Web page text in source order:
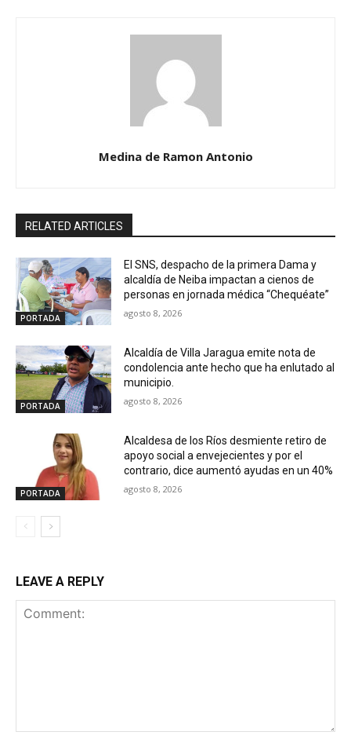
Medina de Ramon Antonio
RELATED ARTICLES
PORTADA
El SNS, despacho de la primera Dama y
alcaldía de Neiba impactan a cienos de
personas en jornada médica “Chequéate”
agosto 8, 2026
PORTADA
Alcaldía de Villa Jaragua emite nota de
condolencia ante hecho que ha enlutado al
municipio.
agosto 8, 2026
PORTADA
Alcaldesa de los Ríos desmiente retiro de
apoyo social a envejecientes y por el
contrario, dice aumentó ayudas en un 40%
agosto 8, 2026
LEAVE A REPLY